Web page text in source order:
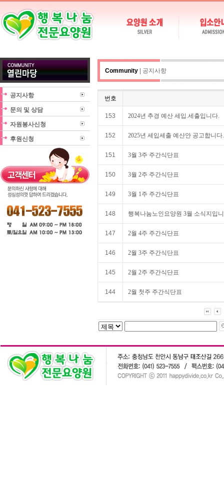
공지사항
문의 및 상담
자원봉사신청
후원신청
Community | 공지사항
번호
153 2024년 추경 예산 세입.세출입니다.
152 2025년 세입세출 예산안 공고합니다.
151 3월 3주 주간식단표
150 3월 2주 주간식단표
149 3월 1주 주간식단표
148 행복나눔노인요양원 3월 소식지입
147 2월 4주 주간식단표
146 2월 3주 주간식단표
145 2월 2주 주간식단표
144 2월 첫주 주간식단표